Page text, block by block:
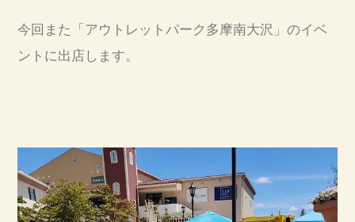
今回また「アウトレットパーク多摩南大沢」のイベ
ントに出店します。